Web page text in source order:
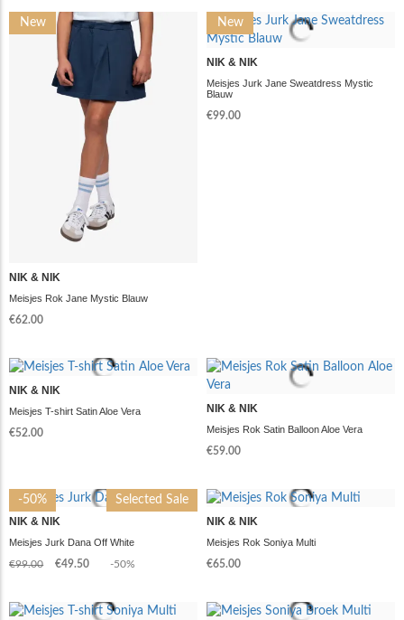
New
NIK & NIK
Meisjes Rok Jane Mystic Blauw
€62.00
New
NIK & NIK
Meisjes Jurk Jane Sweatdress Mystic
Blauw
€99.00
NIK & NIK
Meisjes T-shirt Satin Aloe Vera
€52.00
NIK & NIK
Meisjes Rok Satin Balloon Aloe Vera
€59.00
-50%
Selected Sale
NIK & NIK
Meisjes Jurk Dana Off White
€99.00
€49.50 -50%
NIK & NIK
Meisjes Rok Soniya Multi
€65.00